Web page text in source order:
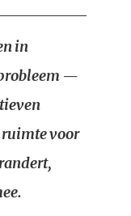
in
—
ruimte voor